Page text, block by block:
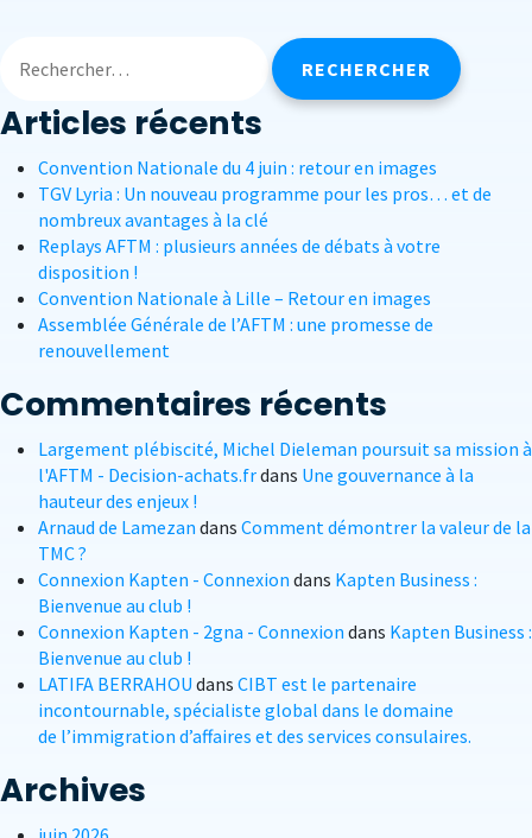
Articles récents
Convention Nationale du 4 juin : retour en images
TGV Lyria : Un nouveau programme pour les pros… et de
nombreux avantages à la clé
Replays AFTM : plusieurs années de débats à votre
disposition !
Convention Nationale à Lille – Retour en images
Assemblée Générale de l’AFTM : une promesse de
renouvellement
Commentaires récents
Largement plébiscité, Michel Dieleman poursuit sa mission à
l'AFTM - Decision-achats.frdans Une gouvernance à la
hauteur des enjeux !
Arnaud de Lamezan dans Comment démontrer la valeur de la
TMC ?
Connexion Kapten - Connexion dans Kapten Business :
Bienvenue au club !
Connexion Kapten - 2gna - Connexion dans Kapten Business :
Bienvenue au club !
LATIFA BERRAHOU dans CIBT est le partenaire
incontournable, spécialiste global dans le domaine
de l’immigration d’affaires et des services consulaires.
Archives